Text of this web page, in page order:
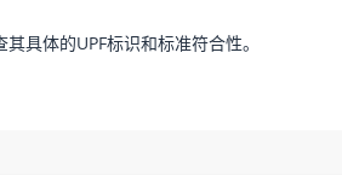
具体的UPF标识和标准符合性。